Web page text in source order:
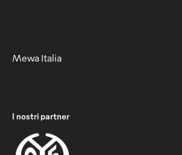
Mewa Italia
I nostri partner